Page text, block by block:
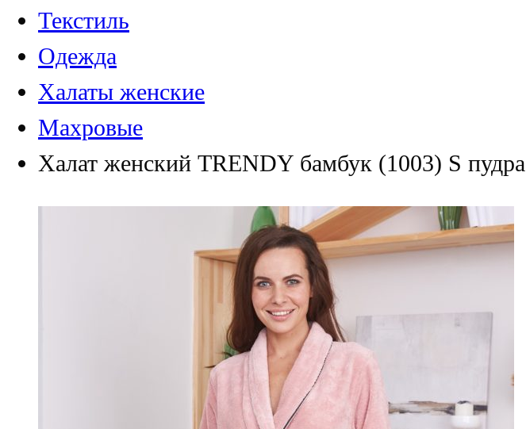
Текстиль
Одежда
Халаты женские
Махровые
Халат женский TRENDY бамбук (1003) S пудра